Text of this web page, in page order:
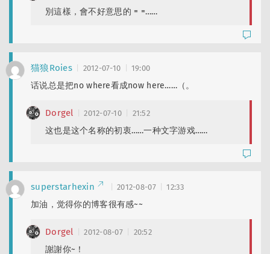
別這樣，會不好意思的 = =……
猫狼Roies 2012-07-10 19:00
话说总是把no where看成now here……（。
Dorgel 2012-07-10 21:52
这也是这个名称的初衷……一种文字游戏……
superstarhexin 2012-08-07 12:33
加油，觉得你的博客很有感~~
Dorgel 2012-08-07 20:52
謝謝你~！